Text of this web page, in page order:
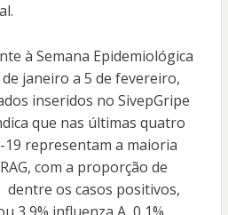
à Semana Epidemiológica
janeiro a 5 de fevereiro,
inseridos no SivepGripe
que nas últimas quatro
19 representam a maioria
com a proporção de
dentre os casos positivos,